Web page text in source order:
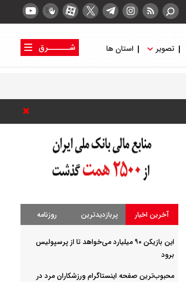
تصویر استان ها
شــــــرق
آخرین اخبار پربازدیدترین روزنامه
این بازیکن ۹۰ میلیارد می‌خواهد تا از پرسپولیس
برود
محبوب‌ترین صفحه اینستاگرام ورزشکاران مرد در